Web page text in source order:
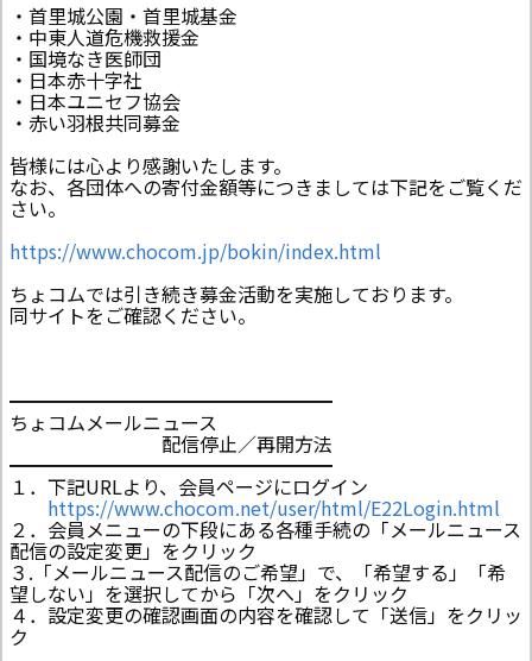
・首里城公園・首里城基金
・中東人道危機救援金
・国境なき医師団
・日本赤十字社
・日本ユニセフ協会
・赤い羽根共同募金
皆様には心より感謝いたします。
なお、各団体への寄付金額等につきましては下記をご覧くだ
さい。
https://www.chocom.jp/bokin/index.html
ちょコムでは引き続き募金活動を実施しております。
同サイトをご確認ください。
━━━━━━━━━━━━━━━━━
ちょコムメールニュース
配信停止／再開方法
━━━━━━━━━━━━━━━━━
１．下記URLより、会員ページにログイン
https://www.chocom.net/user/html/E22Login.html
２．会員メニューの下段にある各種手続の「メールニュース
配信の設定変更」をクリック
３.「メールニュース配信のご希望」で、「希望する」「希
望しない」を選択してから「次へ」をクリック
４．設定変更の確認画面の内容を確認して「送信」をクリッ
ク